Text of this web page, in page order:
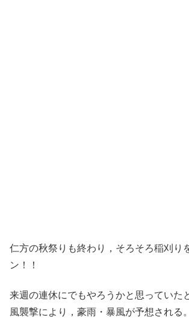
仁方の秋祭りも終わり，そろそろ稲刈り
ン！！
来週の連休にでもやろうかと思っていた
風襲撃により，豪雨・暴風が予想される。